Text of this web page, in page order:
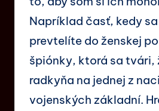
Napríklad časť, kedy
prevtelíte do ženskej
špiónky, ktorá sa tvári,
radkyňa na jednej z
vojenských základní.